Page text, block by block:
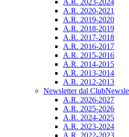
A.R. 2023-2024
A.R. 2020-2021
A.R. 2019-2020
A.R. 2018-2019
A.R. 2017-2018
A.R. 2016-2017
A.R. 2015-2016
A.R. 2014-2015
A.R. 2013-2014
A.R. 2012-2013
Newsletter dal Club
A.R. 2026-2027
A.R. 2025-2026
A.R. 2024-2025
A.R. 2023-2024